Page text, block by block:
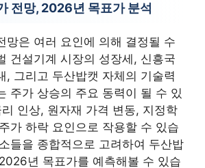
전망, 2026년 목표가 분석
망은 여러 요인에 의해 결정될 수
건설기계 시장의 성장세, 신흥국
, 그리고 두산밥캣 자체의 기술력
주가 상승의 주요 동력이 될 수 있
인상, 원자재 가격 변동, 지정학
가 하락 요인으로 작용할 수 있습
들을 종합적으로 고려하여 두산밥
년 목표가를 예측해볼 수 있습